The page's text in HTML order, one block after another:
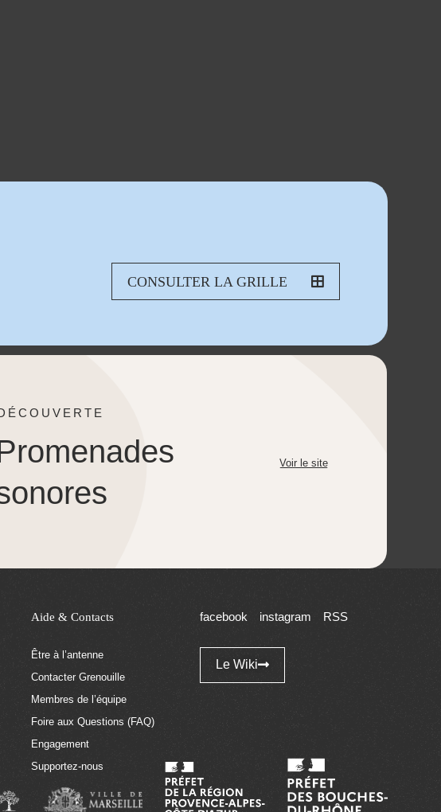
CONSULTER LA GRILLE
Voir le site
Aide & Contacts
Être à l’antenne
Contacter Grenouille
Membres de l’équipe
Foire aux Questions (FAQ)
Engagement
Supportez-nous
facebook instagram RSS
Le Wiki